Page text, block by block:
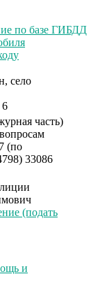
по базе ГИБДД
село
часть)
(по
33086
(подать
и